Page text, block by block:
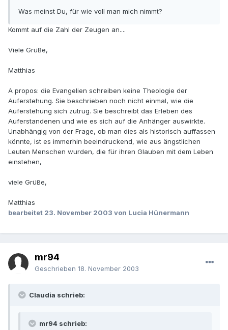
Was meinst Du, für wie voll man mich nimmt?
Kommt auf die Zahl der Zeugen an....
Viele Grüße,
Matthias
A propos: die Evangelien schreiben keine Theologie der
Auferstehung. Sie beschrieben noch nicht einmal, wie die
Auferstehung sich zutrug. Sie beschreibt das Erleben des
Auferstandenen und wie es sich auf die Anhänger auswirkte.
Unabhängig von der Frage, ob man dies als historisch auffassen
könnte, ist es immerhin beeindruckend, wie aus ängstlichen
Leuten Menschen wurden, die für ihren Glauben mit dem Leben
einstehen,
viele Grüße,
Matthias
bearbeitet 23. November 2003 von Lucia Hünermann
mr94
Geschrieben 18. November 2003
Claudia schrieb:
mr94 schrieb: